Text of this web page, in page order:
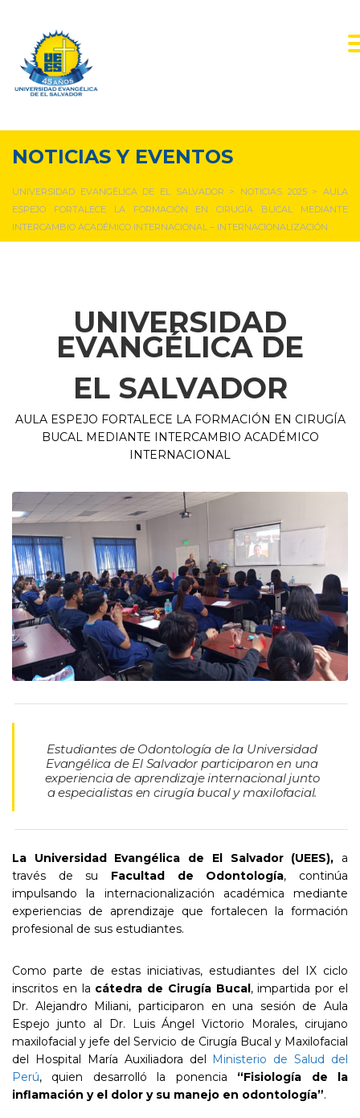
NOTICIAS Y EVENTOS
UNIVERSIDAD EVANGÉLICA DE EL SALVADOR > NOTICIAS 2025>AULA
ESPEJO FORTALECE LA FORMACIÓN EN CIRUGÍA BUCAL MEDIANTE
INTERCAMBIO ACADÉMICO INTERNACIONAL – INTERNACIONALIZACIÓN
UNIVERSIDAD
EVANGÉLICA DE
EL SALVADOR
AULA ESPEJO FORTALECE LA FORMACIÓN EN CIRUGÍA
BUCAL MEDIANTE INTERCAMBIO ACADÉMICO
INTERNACIONAL
Estudiantes de Odontología de la Universidad
Evangélica de El Salvador participaron en una
experiencia de aprendizaje internacional junto
a especialistas en cirugía bucal y maxilofacial.
La Universidad Evangélica de El Salvador (UEES), a
través de su Facultad de Odontología, continúa
impulsando la internacionalización académica mediante
experiencias de aprendizaje que fortalecen la formación
profesional de sus estudiantes.
Como parte de estas iniciativas, estudiantes del IX ciclo
inscritos en la cátedra de Cirugía Bucal , impartida por el
Dr. Alejandro Miliani, participaron en una sesión de Aula
Espejo junto al Dr. Luis Ángel Victorio Morales, cirujano
maxilofacial y jefe del Servicio de Cirugía Bucal y Maxilofacial
del Hospital María Auxiliadora del
Ministerio de Salud del
Perú, quien desarrolló la ponencia “Fisiología de la
inflamación y el dolor y su manejo en odontología”.